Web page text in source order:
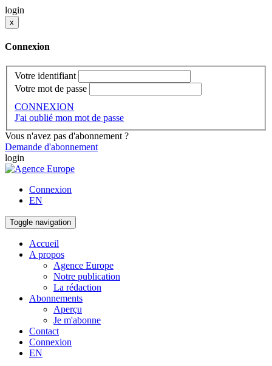
login
x
Connexion
Votre identifiant
Votre mot de passe
CONNEXION
J'ai oublié mon mot de passe
Vous n'avez pas d'abonnement ?
Demande d'abonnement
login
Connexion
EN
Toggle navigation
Accueil
A propos
Agence Europe
Notre publication
La rédaction
Abonnements
Aperçu
Je m'abonne
Contact
Connexion
EN